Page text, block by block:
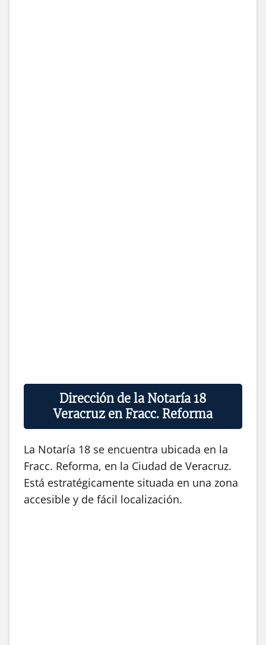
Dirección de la Notaría 18
Veracruz en Fracc. Reforma
La Notaría 18 se encuentra ubicada en la
Fracc. Reforma, en la Ciudad de Veracruz.
Está estratégicamente situada en una zona
accesible y de fácil localización.